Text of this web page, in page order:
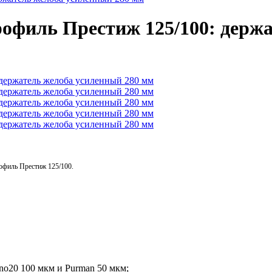
Престиж 125/100:
Престиж 125/100.
100 мкм и Purman 50 мкм;